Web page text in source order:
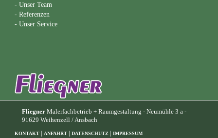
- Unser Team
- Referenzen
- Unser Service
Fliegner Malerfachbetrieb + Raumgestaltung - Neumühle 3 a -
91629 Weihenzell / Ansbach
KONTAKT ANFAHRT DATENSCHUTZ IMPRESSUM